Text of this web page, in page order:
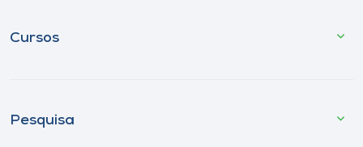
Cursos
Pesquisa